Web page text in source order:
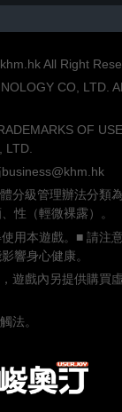
All Right
CO, LTD.
OF
LTD.
分級管理辦法分類
性（輕微裸露）。
用本遊戲。■ 請注
響身心健康。
遊戲內另提供購買
法。